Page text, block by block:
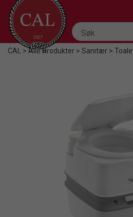
CAL >Alle Produkter>Sanitær>